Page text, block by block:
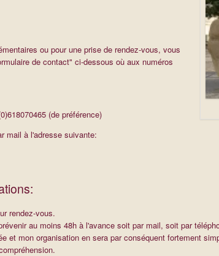
ou pour une prise de rendez-vous, vous
de contact" ci-dessous où aux numéros
(de préférence)
mail à l'adresse suivante:
rendez-vous.
au moins 48h à l'avance soit par mail, soit par
et mon organisation en sera par conséquent fortement